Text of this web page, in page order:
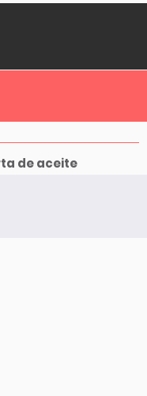
de aceite